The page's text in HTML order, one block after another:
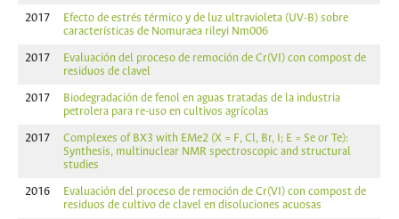
2017
Efecto de estrés térmico y de luz ultravioleta (UV-B) sobre
características de Nomuraea rileyi Nm006
2017
Evaluación del proceso de remoción de Cr(VI) con compost de
residuos de clavel
2017
Biodegradación de fenol en aguas tratadas de la industria
petrolera para re-uso en cultivos agrícolas
2017
Complexes of BX3 with EMe2 (X = F, Cl, Br, I; E = Se or Te):
Synthesis, multinuclear NMR spectroscopic and structural
studies
2016
Evaluación del proceso de remoción de Cr(VI) con compost de
residuos de cultivo de clavel en disoluciones acuosas